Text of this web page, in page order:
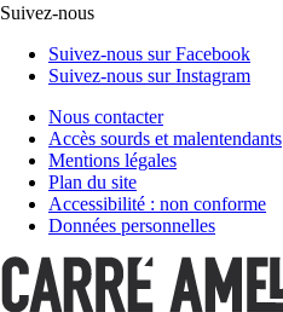
Suivez-nous
Suivez-nous sur Facebook
Suivez-nous sur Instagram
Nous contacter
Accès sourds et malentendants
Mentions légales
Plan du site
Accessibilité : non conforme
Données personnelles